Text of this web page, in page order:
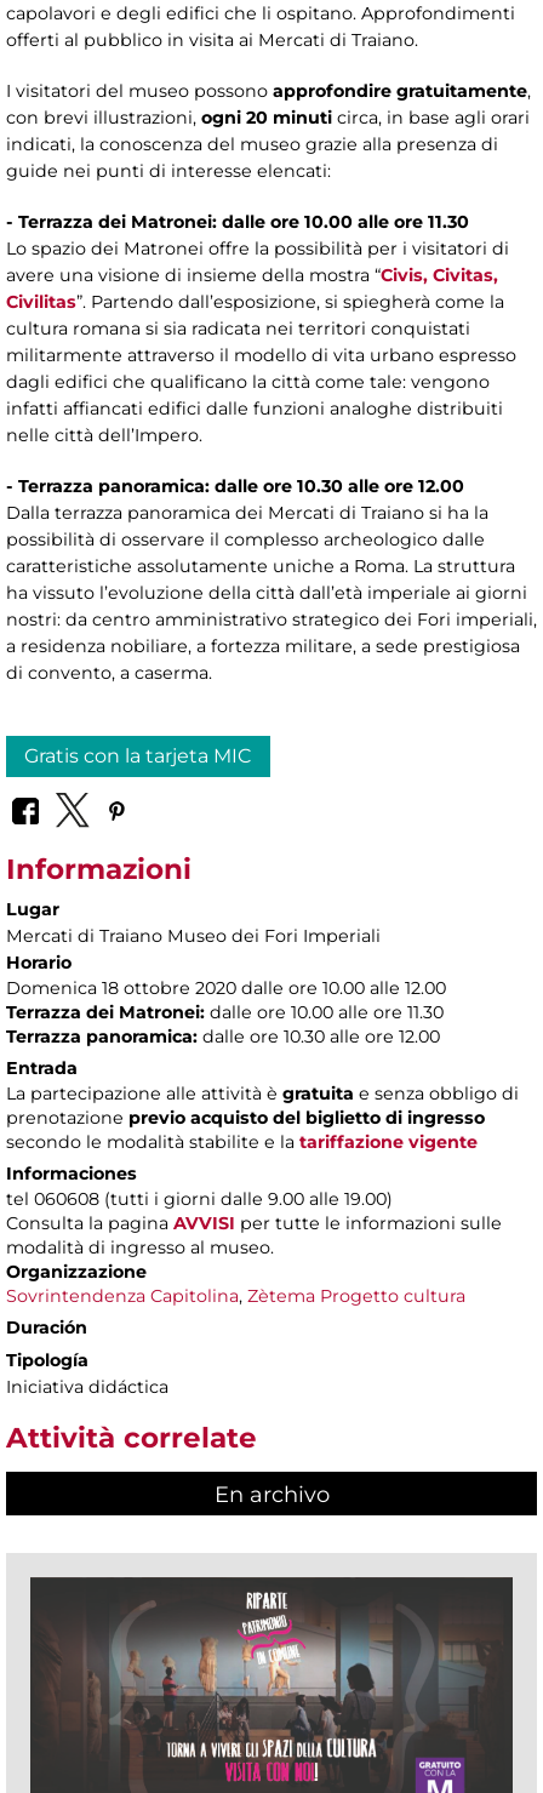
capolavori e degli edifici che li ospitano. Approfondimenti
offerti al pubblico in visita ai Mercati di Traiano.
I visitatori del museo possono approfondire gratuitamente,
con brevi illustrazioni, ogni 20 minuti circa, in base agli orari
indicati, la conoscenza del museo grazie alla presenza di
guide nei punti di interesse elencati:
- Terrazza dei Matronei: dalle ore 10.00 alle ore 11.30
Lo spazio dei Matronei offre la possibilità per i visitatori di
avere una visione di insieme della mostra “Civis, Civitas,
Civilitas”. Partendo dall’esposizione, si spiegherà come la
cultura romana si sia radicata nei territori conquistati
militarmente attraverso il modello di vita urbano espresso
dagli edifici che qualificano la città come tale: vengono
infatti affiancati edifici dalle funzioni analoghe distribuiti
nelle città dell’Impero.
- Terrazza panoramica: dalle ore 10.30 alle ore 12.00
Dalla terrazza panoramica dei Mercati di Traiano si ha la
possibilità di osservare il complesso archeologico dalle
caratteristiche assolutamente uniche a Roma. La struttura
ha vissuto l’evoluzione della città dall’età imperiale ai giorni
nostri: da centro amministrativo strategico dei Fori imperiali,
a residenza nobiliare, a fortezza militare, a sede prestigiosa
di convento, a caserma.
Gratis con la tarjeta MIC
Informazioni
Lugar
Mercati di Traiano Museo dei Fori Imperiali
Horario
Domenica 18 ottobre 2020 dalle ore 10.00 alle 12.00
Terrazza dei Matronei: dalle ore 10.00 alle ore 11.30
Terrazza panoramica: dalle ore 10.30 alle ore 12.00
Entrada
La partecipazione alle attività è gratuita e senza obbligo di
prenotazione previo acquisto del biglietto di ingresso
secondo le modalità stabilite e la tariffazione vigente
Informaciones
tel 060608 (tutti i giorni dalle 9.00 alle 19.00)
Consulta la pagina AVVISI per tutte le informazioni sulle
modalità di ingresso al museo.
Organizzazione
Sovrintendenza Capitolina, Zètema Progetto cultura
Duración
Tipología
Iniciativa didáctica
Attività correlate
En archivo